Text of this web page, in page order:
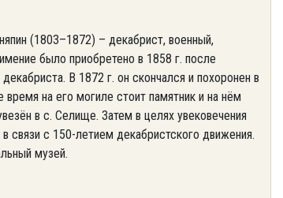
(1803–1872) – декабрист, военный,
было приобретено в 1858 г. после
В 1872 г. он скончался и похоронен в
на его могиле стоит памятник и на нём
в с. Селище. Затем в целях увековечения
связи с 150-летием декабристского движения.
музей.